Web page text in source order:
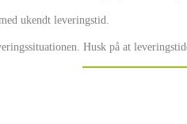
ukendt leveringstid.
Husk på at